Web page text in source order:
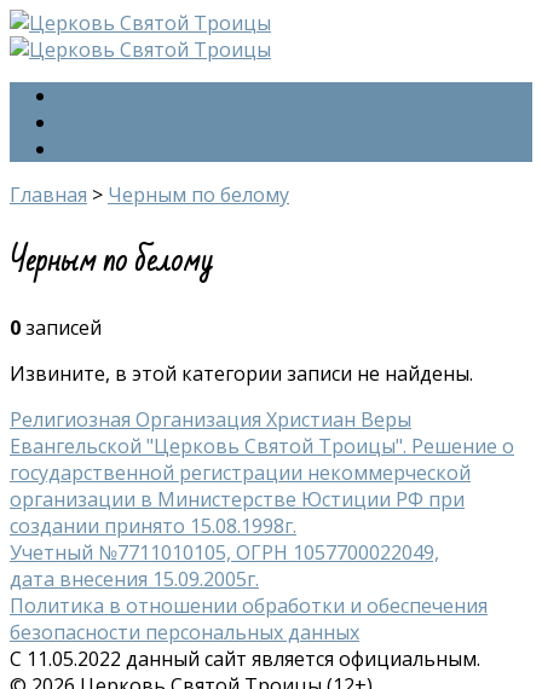
Главная > Черным по белому
Черным по белому
0записей
Извините, в этой категории записи не найдены.
Религиозная Организация Христиан Веры
Евангельской "Церковь Святой Троицы". Решение о
государственной регистрации некоммерческой
организации в Министерстве Юстиции РФ при
создании принято 15.08.1998г.
Учетный №7711010105, ОГРН 1057700022049,
дата внесения 15.09.2005г.
Политика в отношении обработки и обеспечения
безопасности персональных данных
С 11.05.2022 данный сайт является официальным.